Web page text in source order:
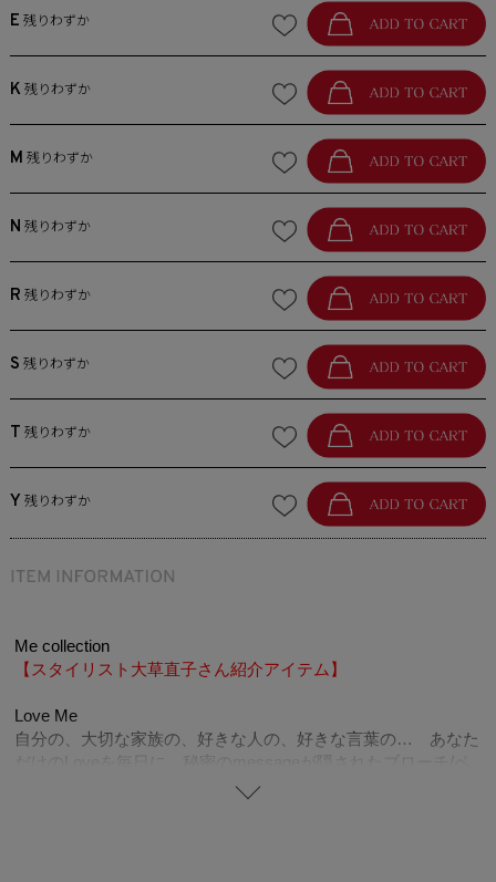
E 残りわずか
K残りわずか
M 残りわずか
N 残りわずか
R 残りわずか
S 残りわずか
T 残りわずか
Y 残りわずか
Me collection
【スタイリスト大草直子さん紹介アイテム】
Love Me
自分の、大切な家族の、好きな人の、好きな言葉の… あなた
だけのLoveを毎日に。秘密のmessageが隠されたブローチ/ペ
ンダント。年代やトレンドを問わず使いやすいイニシャルをモ